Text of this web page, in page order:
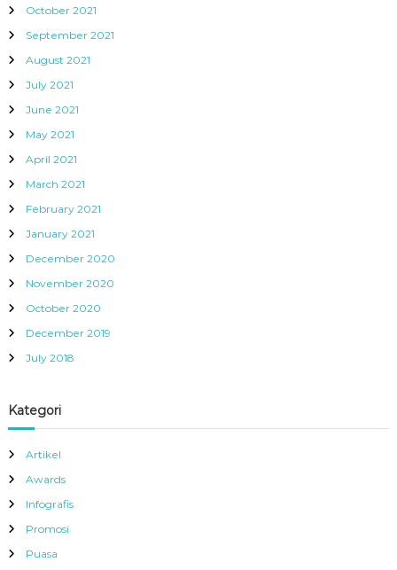
October 2021
September 2021
August 2021
July 2021
June 2021
May 2021
April 2021
March 2021
February 2021
January 2021
December 2020
November 2020
October 2020
December 2019
July 2018
Kategori
Artikel
Awards
Infografis
Promosi
Puasa